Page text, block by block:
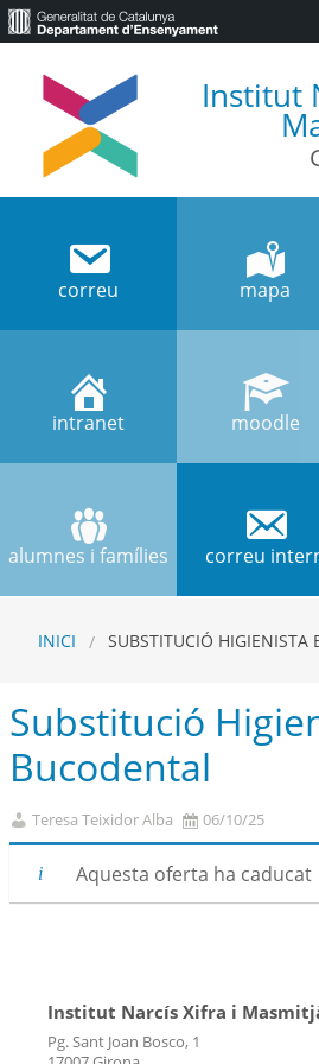
Institut
correu mapa
intranet moodle
alumnes i famílies correu
INICI SUBSTITUCIÓ HIGIENISTA
Substitució
Bucodental
Teresa Teixidor Alba 06/10/25
Aquesta oferta ha caducat
Institut Narcís Xifra i
Pg. Sant Joan Bosco, 1